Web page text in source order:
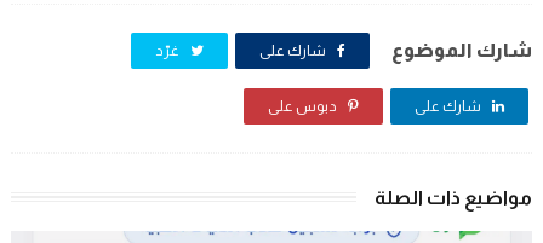
شارك الموضوع شارك على غرّد
شارك على دبوس على
مواضيع ذات الصلة